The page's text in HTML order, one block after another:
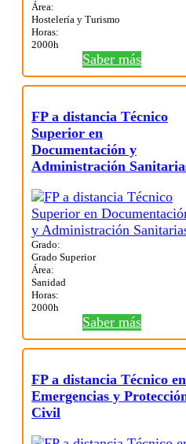
Área:
Hostelería y Turismo
Horas:
2000h
Saber más
FP a distancia Técnico
Superior en
Documentación y
Administración
Grado:
Grado Superior
Área:
Sanidad
Horas:
2000h
Saber más
FP a distancia Técnico en
Emergencias y
Civil